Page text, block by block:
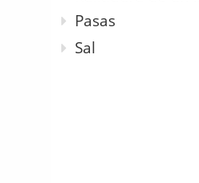
Pasas
Sal